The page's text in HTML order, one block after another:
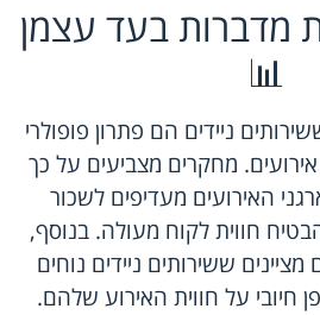
מדברות בעד עצמן
📊
ניידים הם פתרון פופולרי
מחקרים מצביעים על כך
מ-70% ממארגני האירועים מעדיפים לשכור
חווית לקוח מעולה. בנוסף,
מציינים ששירותים ניידים נוחים
חיובי על חווית האירוע שלהם.